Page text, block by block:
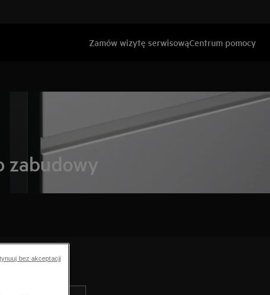
Zamów wizytę serwisowąCentrum pomocy
zabudowy
bez akceptacji